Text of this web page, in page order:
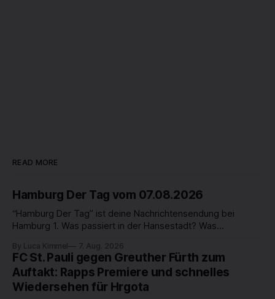
READ MORE
Hamburg Der Tag vom 07.08.2026
“Hamburg Der Tag” ist deine Nachrichtensendung bei
Hamburg 1. Was passiert in der Hansestadt? Was
in unserer Stadt an? Fragen, die von Montag bis Freitag LIVE
um 18 Uhr beantwortet werden - auf YouTube und im TV.
By Luca Kimmel 7. Aug. 2026
FC St. Pauli gegen Greuther Fürth zum
Auftakt: Rapps Premiere und schnelles
Wiedersehen für Hrgota